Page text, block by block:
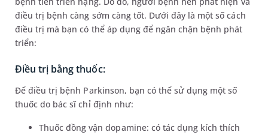
điều trị bệnh càng sớm càng tốt. Dưới đây là một số cách
điều trị mà bạn có thể áp dụng để ngăn chặn bệnh phát
triển:
Điều trị bằng thuốc:
Để điều trị bệnh Parkinson, bạn có thể sử dụng một số
thuốc do bác sĩ chỉ định như:
Thuốc đồng vận dopamine: có tác dụng kích thích